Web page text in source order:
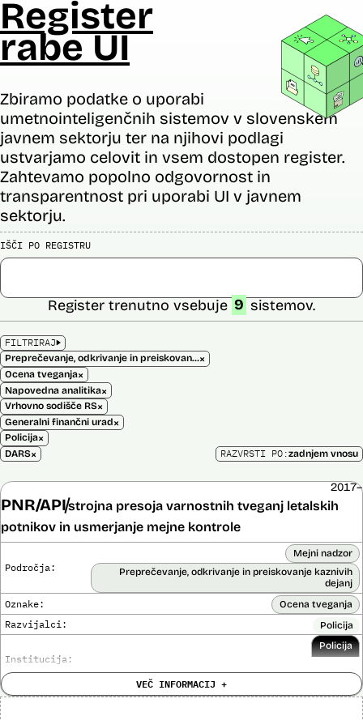
Register
rabe UI
Zbiramo podatke o uporabi
umetnointeligenčnih sistemov v slovenskem
javnem sektorju ter na njihovi podlagi
ustvarjamo celovit in vsem dostopen register.
Zahtevamo popolno odgovornost in
transparentnost pri uporabi UI v javnem
sektorju.
IŠČI PO REGISTRU
FILTRIRAJ
Preprečevanje, odkrivanje in preiskovanje kaznivih dejanj×
Ocena tveganja×
Napovedna analitika×
Vrhovno sodišče RS×
Generalni finančni urad×
Policija×
DARS×
Register trenutno vsebuje 9 sistemov.
RAZVRSTI PO:zadnjem vnosu
PNR/APIstrojna presoja varnostnih tveganj letalskih
potnikov in usmerjanje mejne kontrole
2017–
Področja:
Mejni nadzor
Preprečevanje, odkrivanje in preiskovanje kaznivih
dejanj
Oznake: Ocena tveganja
Razvijalci: Policija
Institucija:
Policija
Cena: Neznana ?
VEČ INFORMACIJ +